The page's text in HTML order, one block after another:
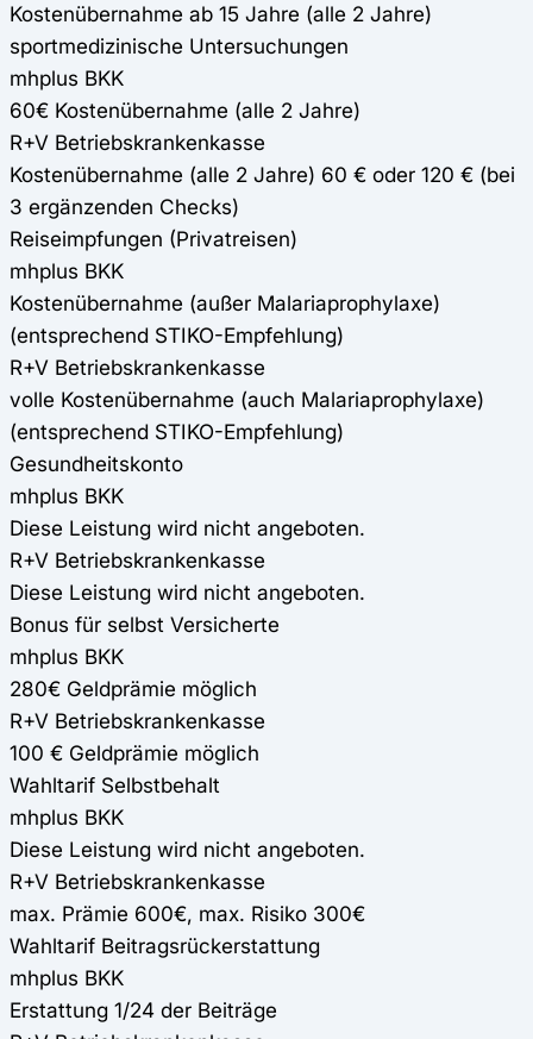
Kostenübernahme ab 15 Jahre (alle 2 Jahre)
sportmedizinische Untersuchungen
mhplus BKK
60€ Kostenübernahme (alle 2 Jahre)
R+V Betriebskrankenkasse
Kostenübernahme (alle 2 Jahre) 60 € oder 120 € (bei
3 ergänzenden Checks)
Reiseimpfungen (Privatreisen)
mhplus BKK
Kostenübernahme (außer Malariaprophylaxe)
(entsprechend STIKO-Empfehlung)
R+V Betriebskrankenkasse
volle Kostenübernahme (auch Malariaprophylaxe)
(entsprechend STIKO-Empfehlung)
Gesundheitskonto
mhplus BKK
Diese Leistung wird nicht angeboten.
R+V Betriebskrankenkasse
Diese Leistung wird nicht angeboten.
Bonus für selbst Versicherte
mhplus BKK
280€ Geldprämie möglich
R+V Betriebskrankenkasse
100 € Geldprämie möglich
Wahltarif Selbstbehalt
mhplus BKK
Diese Leistung wird nicht angeboten.
R+V Betriebskrankenkasse
max. Prämie 600€, max. Risiko 300€
Wahltarif Beitragsrückerstattung
mhplus BKK
Erstattung 1/24 der Beiträge